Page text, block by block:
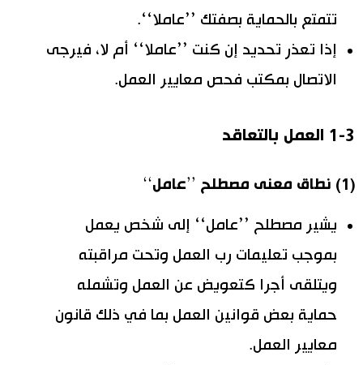
تتمتع بالحماية بصفتك ’’عاملا‘‘.
إذا تعذر تحديد إن كنت ’’عاملا‘‘ أم لا، فيرجى
الاتصال بمكتب فحص معايير العمل.
1-3 العمل بالتعاقد
(1) نطاق معنى مصطلح ’’عامل‘‘
يشير مصطلح ’’عامل‘‘ إلى شخص يعمل
بموجب تعليمات رب العمل وتحت مراقبته
ويتلقى أجرا كتعويض عن العمل وتشمله
حماية بعض قوانين العمل بما في ذلك قانون
معايير العمل.